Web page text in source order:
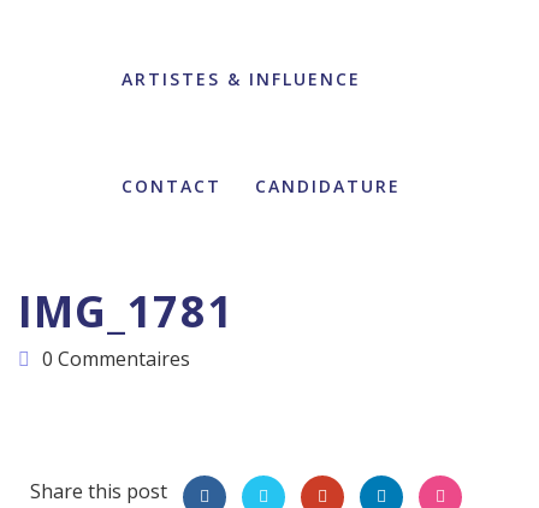
ARTISTES & INFLUENCE
CONTACT CANDIDATURE
IMG_1781
0 Commentaires
Share this post